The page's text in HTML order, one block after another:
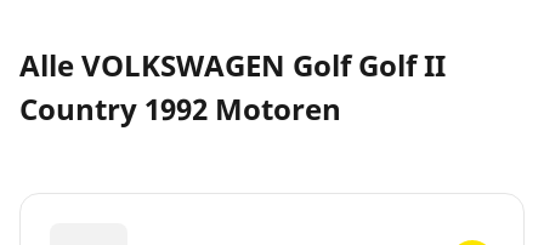
Alle VOLKSWAGEN Golf Golf II
Country 1992 Motoren